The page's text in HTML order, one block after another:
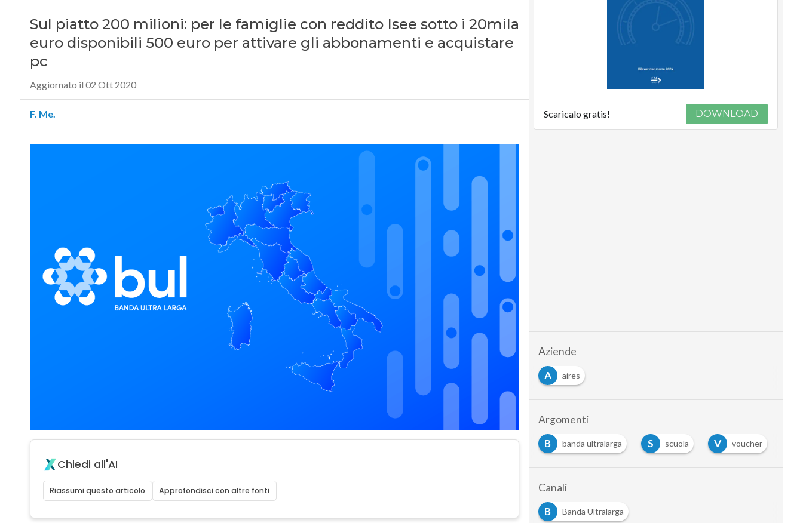
Sul piatto 200 milioni: per le famiglie con reddito Isee sotto i 20mila
euro disponibili 500 euro per attivare gli abbonamenti e acquistare
pc
Aggiornato il 02 Ott 2020
F. Me.
Chiedi all'AI
Riassumi questo articolo Approfondisci con altre fonti
Scaricalo gratis! DOWNLOAD
Aziende
A
aires
Argomenti
B
banda ultralarga S scuola V voucher
Canali
B
Banda Ultralarga